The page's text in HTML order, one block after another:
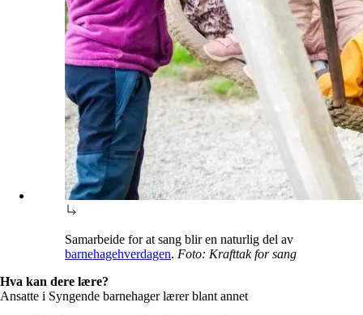
Samarbeide for at sang blir en naturlig del av
barnehagehverdagen. Foto: Krafttak for sang
Hva kan dere lære?
Ansatte i Syngende barnehager lærer blant annet